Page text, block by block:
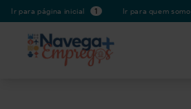
Ir para página inicial 1 Ir para quem